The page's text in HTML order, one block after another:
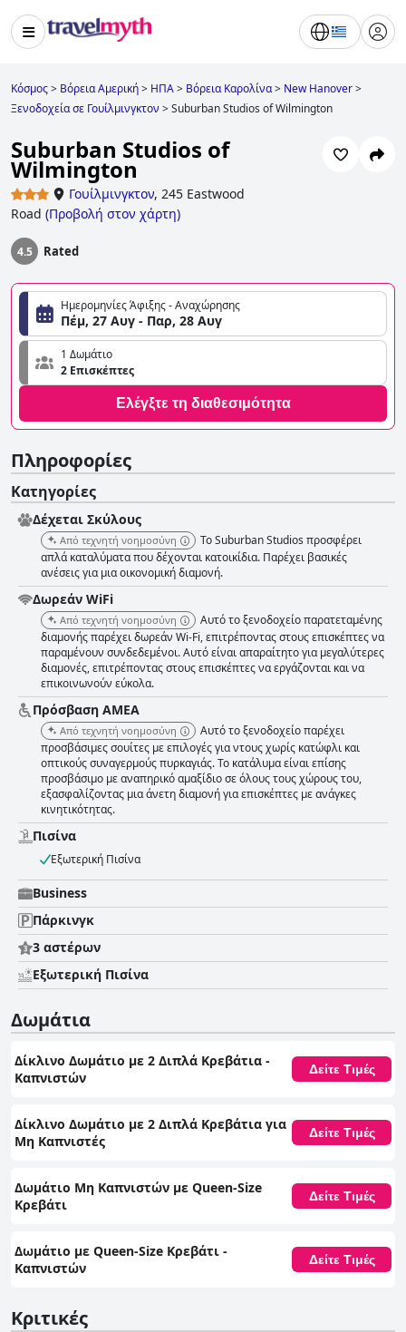
Κόσμος> Βόρεια Αμερική> ΗΠΑ> Βόρεια Καρολίνα> New Hanover>
Ξενοδοχεία σε Γουίλμινγκτον >Suburban Studios of Wilmington
Suburban Studios of
Wilmington
Γουίλμινγκτον, 245 Eastwood
Road (Προβολή στον χάρτη)
4.5 Rated
Ημερομηνίες Άφιξης - Αναχώρησης
Πέμ, 27 Αυγ - Παρ, 28 Αυγ
1 Δωμάτιο
2 Επισκέπτες
Ελέγξτε τη διαθεσιμότητα
Πληροφορίες
Κατηγορίες
Δέχεται Σκύλους
Από τεχνητή νοημοσύνη
Το Suburban Studios προσφέρει
απλά καταλύματα που δέχονται κατοικίδια. Παρέχει βασικές
ανέσεις για μια οικονομική διαμονή.
Δωρεάν WiFi
Από τεχνητή νοημοσύνη
Αυτό το ξενοδοχείο παρατεταμένης
διαμονής παρέχει δωρεάν Wi-Fi, επιτρέποντας στους επισκέπτες να
παραμένουν συνδεδεμένοι. Αυτό είναι απαραίτητο για μεγαλύτερες
διαμονές, επιτρέποντας στους επισκέπτες να εργάζονται και να
επικοινωνούν εύκολα.
Πρόσβαση ΑΜΕΑ
Από τεχνητή νοημοσύνη
Αυτό το ξενοδοχείο παρέχει
προσβάσιμες σουίτες με επιλογές για ντους χωρίς κατώφλι και
οπτικούς συναγερμούς πυρκαγιάς. Το κατάλυμα είναι επίσης
προσβάσιμο με αναπηρικό αμαξίδιο σε όλους τους χώρους του,
εξασφαλίζοντας μια άνετη διαμονή για επισκέπτες με ανάγκες
κινητικότητας.
Πισίνα
Εξωτερική Πισίνα
Business
Πάρκινγκ
3 αστέρων
Εξωτερική Πισίνα
Δωμάτια
Δίκλινο Δωμάτιο με 2 Διπλά Κρεβάτια -
Καπνιστών
Δείτε Τιμές
Δίκλινο Δωμάτιο με 2 Διπλά Κρεβάτια για
Μη Καπνιστές
Δείτε Τιμές
Δωμάτιο Μη Καπνιστών με Queen-Size
Κρεβάτι
Δείτε Τιμές
Δωμάτιο με Queen-Size Κρεβάτι -
Καπνιστών
Δείτε Τιμές
Κριτικές